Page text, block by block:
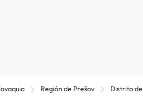
Región de Prešov Distrito